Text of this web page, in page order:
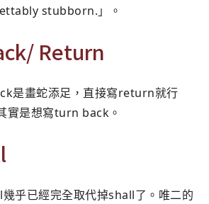
stubborn.」。
Return
是畫蛇添足，直接寫return就行
實是想寫turn back。
乎已經完全取代掉shall了。唯二的